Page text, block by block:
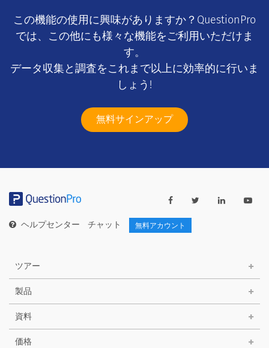
この機能の使用に興味がありますか？QuestionPro
では、この他にも様々な機能をご利用いただけま
す。
データ収集と調査をこれまで以上に効率的に行いま
しょう!
無料サインアップ
ヘルプセンター チャット 無料アカウント
ツアー
製品
資料
価格